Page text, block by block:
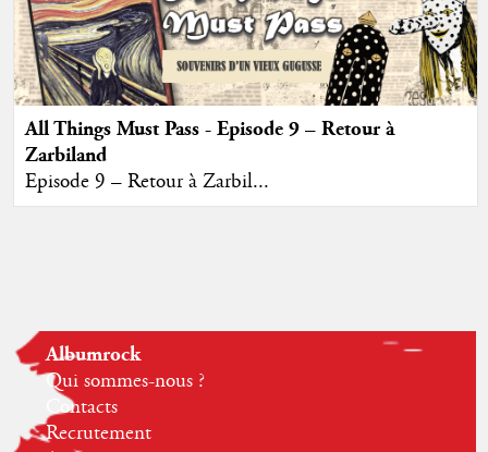
All Things Must Pass - Episode 9 – Retour à
Zarbiland
Episode 9 – Retour à Zarbil...
Albumrock
Qui sommes-nous ?
Contacts
Recrutement